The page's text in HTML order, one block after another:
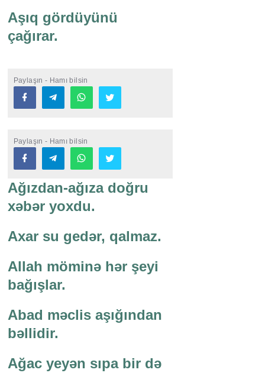
Aşıq gördüyünü
çağırar.
Paylaşın - Hamı bilsin
Paylaşın - Hamı bilsin
Ağızdan-ağıza doğru
xəbər yoxdu.
Axar su gedər, qalmaz.
Allah möminə hər şeyi
bağışlar.
Abad məclis aşığından
bəllidir.
Ağac yeyən sıpa bir də